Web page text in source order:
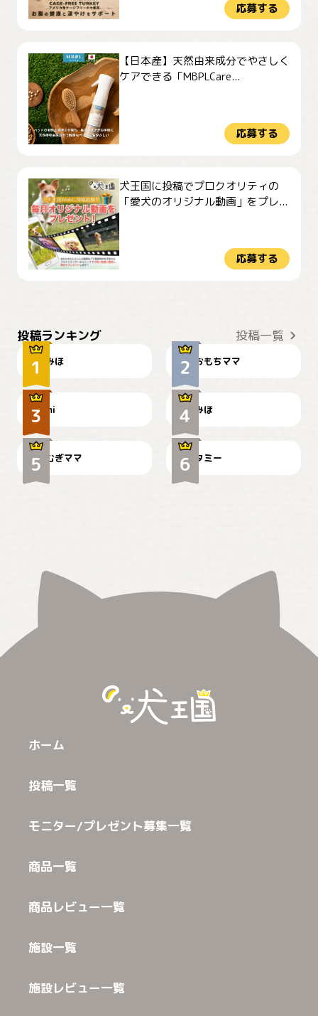
応募する
【日本産】天然由来成分でやさしく
ケアできる「MBPLCare...
応募する
犬王国に投稿でプロクオリティの
「愛犬のオリジナル動画」をプレ...
応募する
投稿ランキング 投稿一覧
みほ おもちママ
可愛い？
mi
見てるぞぉ
みほ
🌻とむぎ！
むぎママ
ドーベルマンのお友達邸に
て
タミー
ホーム
投稿一覧
モニター/プレゼント募集一覧
商品一覧
商品レビュー一覧
施設一覧
施設レビュー一覧